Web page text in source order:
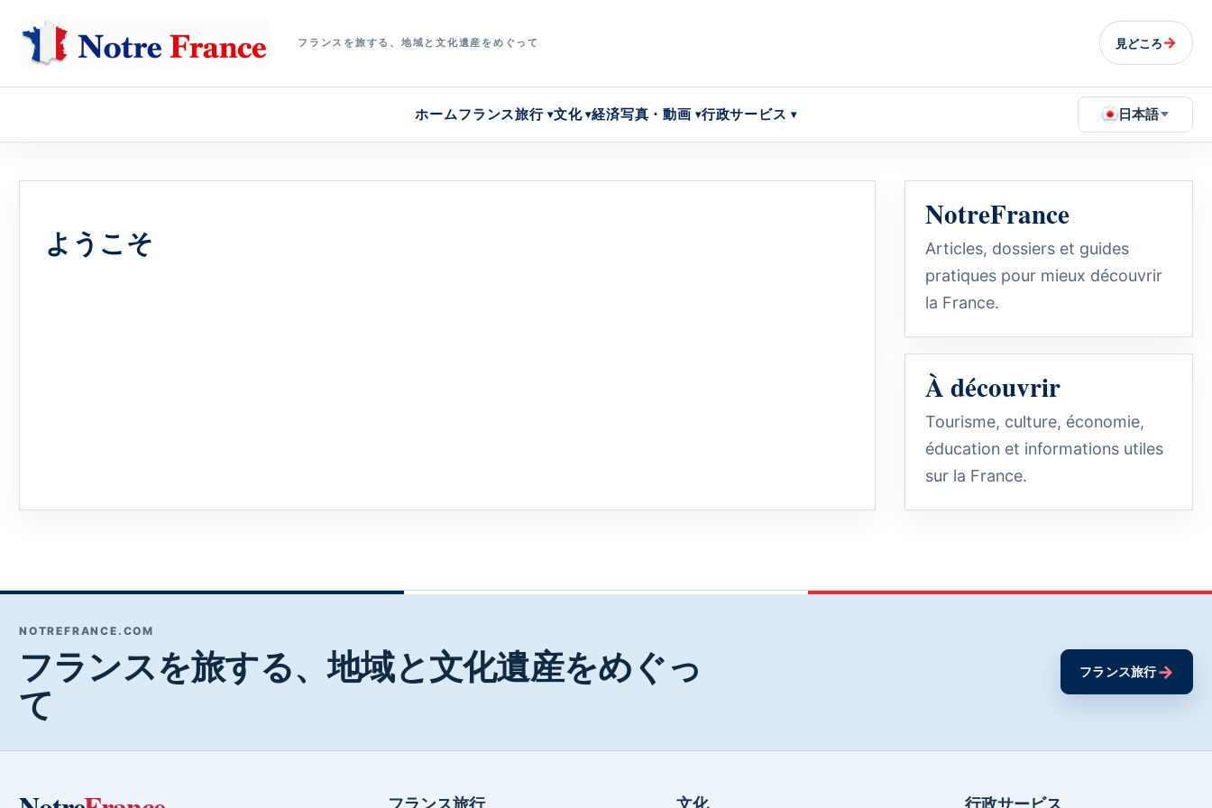
フランスを旅する、地域と文化遺産をめぐって 見どころ→
ホームフランス旅行 文化 経済写真・動画 行政サービス 日本語
ようこそ
NotreFrance
Articles, dossiers et guides
pratiques pour mieux découvrir
la France.
À découvrir
Tourisme, culture, économie,
éducation et informations utiles
sur la France.
NOTREFRANCE.COM
フランスを旅する、地域と文化遺産をめぐっ
て
フランス旅行→
フランス旅行 文化 行政サービス